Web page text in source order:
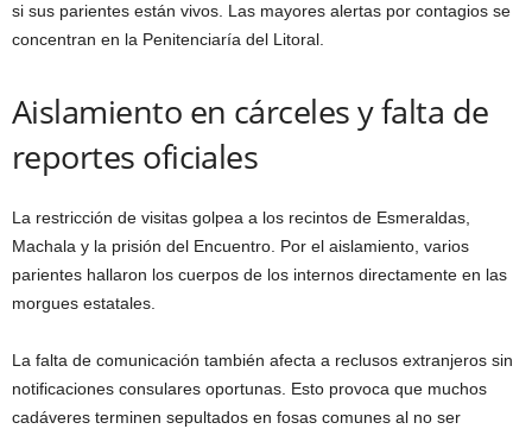
si sus parientes están vivos. Las mayores alertas por contagios se
concentran en la Penitenciaría del Litoral.
Aislamiento en cárceles y falta de
reportes oficiales
La restricción de visitas golpea a los recintos de Esmeraldas,
Machala y la prisión del Encuentro. Por el aislamiento, varios
parientes hallaron los cuerpos de los internos directamente en las
morgues estatales.
La falta de comunicación también afecta a reclusos extranjeros sin
notificaciones consulares oportunas. Esto provoca que muchos
cadáveres terminen sepultados en fosas comunes al no ser